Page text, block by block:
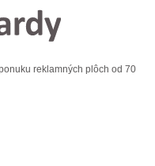
reklamných plôch od 70